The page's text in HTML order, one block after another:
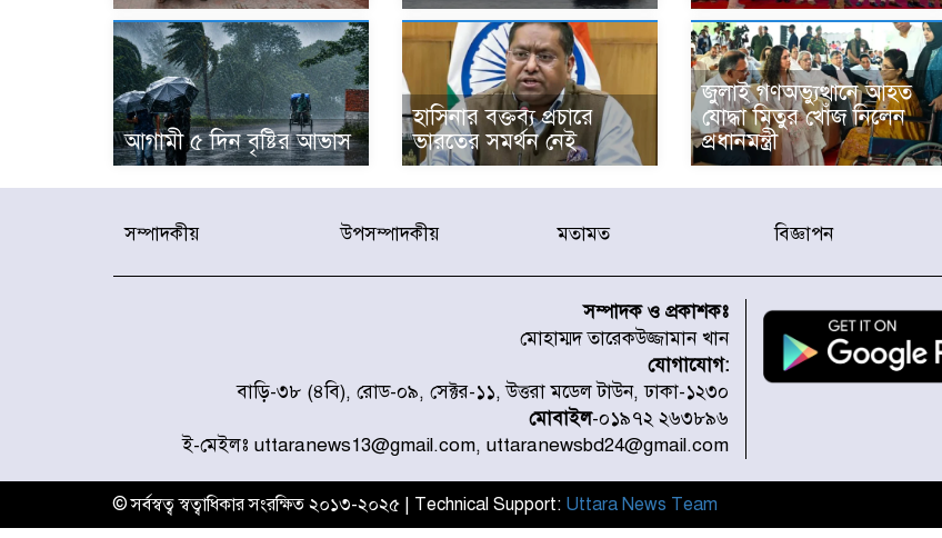
আগামী ৫ দিন বৃষ্টির আভাস
হাসিনার বক্তব্য প্রচারে
ভারতের সমর্থন নেই
জুলাই গণঅভ্যুত্থানে আহত
যোদ্ধা মিতুর খোঁজ নিলেন
প্রধানমন্ত্রী
সম্পাদকীয় উপসম্পাদকীয় মতামত বিজ্ঞাপন
সম্পাদক ও প্রকাশকঃ
মোহাম্মদ তারেকউজ্জামান খান
যোগাযোগ:
বাড়ি-৩৮ (৪বি), রোড-০৯, সেক্টর-১১, উত্তরা মডেল টাউন, ঢাকা-১২৩০
মোবাইল-০১৯৭২ ২৬৩৮৯৬
ই-মেইলঃ uttaranews13@gmail.com, uttaranewsbd24@gmail.com
© সর্বস্বত্ব স্বত্বাধিকার সংরক্ষিত ২০১৩-২০২৫ | Technical Support: Uttara News Team